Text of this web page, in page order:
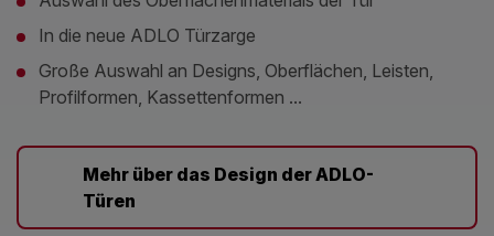
In die neue ADLO Türzarge
Große Auswahl an Designs, Oberflächen, Leisten,
Profilformen, Kassettenformen ...
Mehr über das Design der ADLO-
Türen